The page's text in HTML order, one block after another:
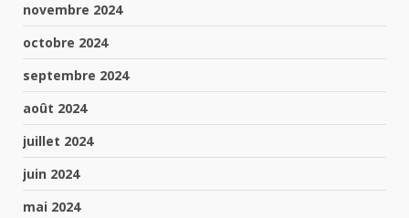
novembre 2024
octobre 2024
septembre 2024
août 2024
juillet 2024
juin 2024
mai 2024